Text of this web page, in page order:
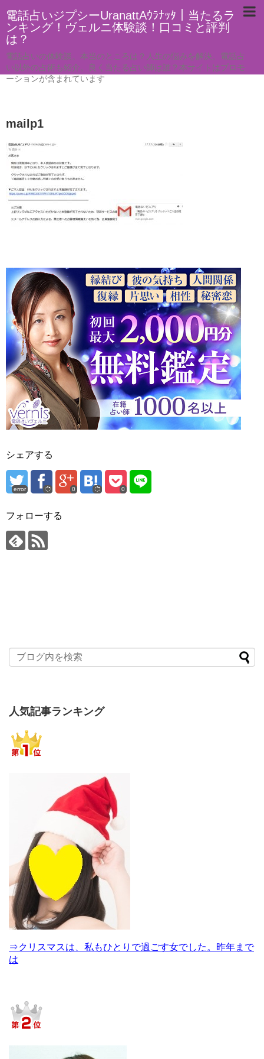
電話占いジプシーUranattAｳﾗﾅｯﾀ｜当たるラ
ンキング！ヴェルニ体験談！口コミと評判
は？
電話占いの体験談。本当のところは？人生の悩みを解決。電話占
い以外の占術も紹介。良く当たる占い師は誰？本サイトはプロモ
ーションが含まれています
mailp1
シェアする
error 0 0
フォローする
人気記事ランキング
⇒クリスマスは、私もひとりで過ごす女でした。昨年まで
は